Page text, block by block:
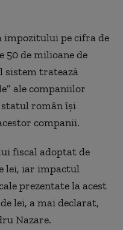
impozitului pe cifra de
50 de milioane de
sistem tratează
ale companiilor
român îşi
companii.
fiscal adoptat de
lei, iar impactul
prezentate la acest
lei, a mai declarat,
Nazare.